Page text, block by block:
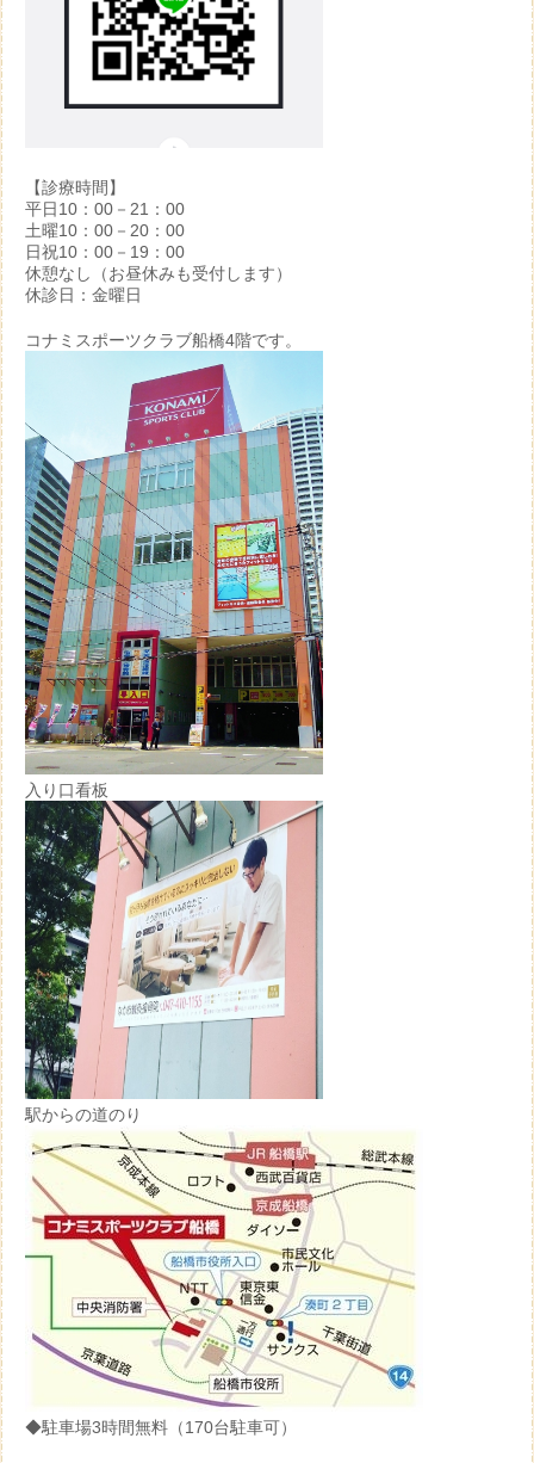
【診療時間】
平日10：00－21：00
土曜10：00－20：00
日祝10：00－19：00
休憩なし（お昼休みも受付します）
休診日：金曜日
コナミスポーツクラブ船橋4階です。
入り口看板
駅からの道のり
◆駐車場3時間無料（170台駐車可）